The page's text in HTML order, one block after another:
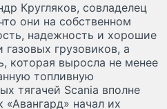
Кругляков, совладелец
они на собственном
надежность и хорошие
грузовиков, а
которая выросла не менее
топливную
тягачей Scania вполне
начал их